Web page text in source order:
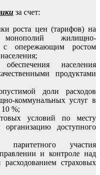
за счет:
роста цен (тарифов) на
монополий жилищно-
с опережающим ростом
населения
продуктами
доли расходов
коммунальных услуг в
%;
условий по месту
доступного
паритетного участия
и контроле над
страховых